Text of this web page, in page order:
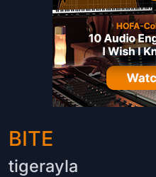
BITE
tigerayla